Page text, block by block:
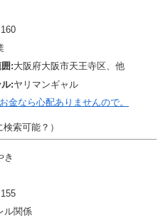
:大阪府大阪市天王寺区、他
:ヤリマンギャル
金なら心配ありませんので。
索可能？）
き
ル関係